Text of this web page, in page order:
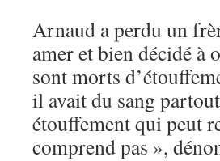
Arnaud a perdu un
amer et bien décidé à
sont morts
il avait du sang
étouffement qui peut
comprend pas »,